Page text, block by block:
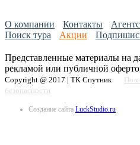
О компании Контакты
Поиск тура
Акции
Представленные материалы на
рекламой или публичной
Copyright @ 2017 | ТК Спутник
безопасности
Создание сайта LuckStudio.ru